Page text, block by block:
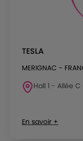
TESLA
MERIGNAC -
Hall 1 - Allée
En savoir +